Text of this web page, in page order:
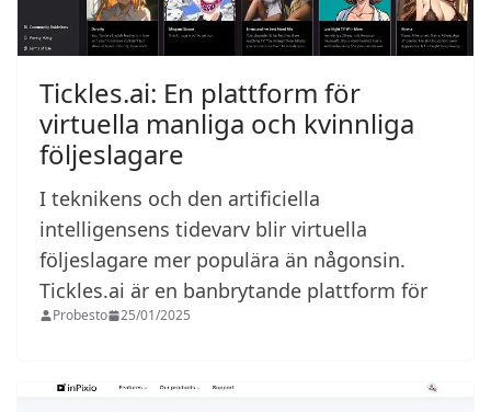
Tickles.ai: En plattform för
virtuella manliga och kvinnliga
följeslagare
I teknikens och den artificiella
intelligensens tidevarv blir virtuella
följeslagare mer populära än någonsin.
Tickles.ai är en banbrytande plattform för
Probesto 25/01/2025